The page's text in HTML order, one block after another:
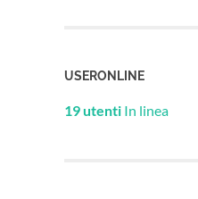
USERONLINE
19 utenti In linea